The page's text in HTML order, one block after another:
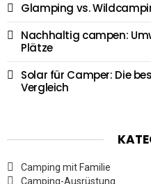
Glamping vs.
Nachhaltig campen:
Plätze
Solar für Camper: Die
Vergleich
Camping mit Familie
Camping-Ausrüstung